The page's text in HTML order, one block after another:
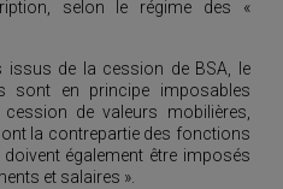
selon le régime des «
issus de la cession de BSA, le
sont en principe imposables
de valeurs mobilières,
la contrepartie des fonctions
également être imposés
et salaires ».